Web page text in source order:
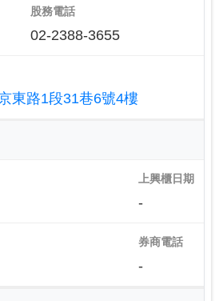
股務電話
02-2388-3655
東路1段31巷6號4樓
上興櫃日期
-
券商電話
-